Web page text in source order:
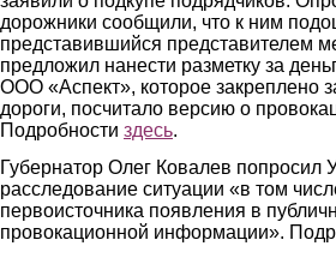
дорожники сообщили, что к ним
представившийся представителем
предложил нанести разметку за
ООО «Аспект», которое закреплено
дороги, посчитало версию о
Подробности здесь.
Губернатор Олег Ковалев
расследование ситуации «в том
первоисточника появления в
провокационной информации».